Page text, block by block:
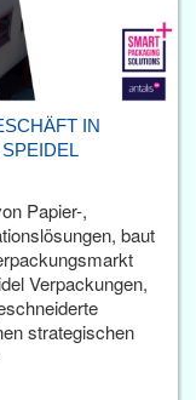
IN
Papier-,
baut
Verpackungen,
strategischen